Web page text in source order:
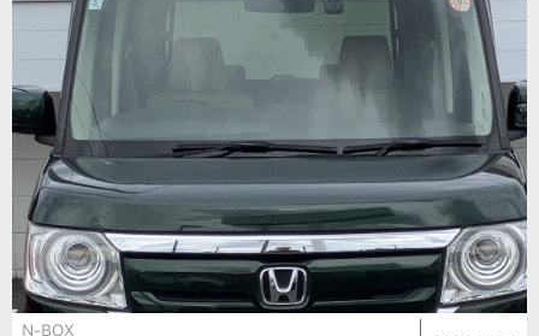
N-BOX